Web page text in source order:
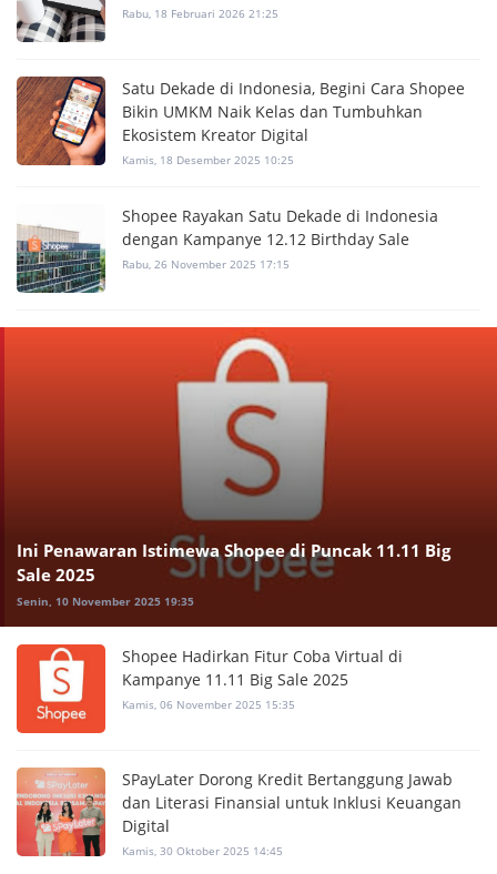
Rabu, 18 Februari 2026 21:25
Satu Dekade di Indonesia, Begini Cara Shopee
Bikin UMKM Naik Kelas dan Tumbuhkan
Ekosistem Kreator Digital
Kamis, 18 Desember 2025 10:25
Shopee Rayakan Satu Dekade di Indonesia
dengan Kampanye 12.12 Birthday Sale
Rabu, 26 November 2025 17:15
Ini Penawaran Istimewa Shopee di Puncak 11.11 Big
Sale 2025
Senin, 10 November 2025 19:35
Shopee Hadirkan Fitur Coba Virtual di
Kampanye 11.11 Big Sale 2025
Kamis, 06 November 2025 15:35
SPayLater Dorong Kredit Bertanggung Jawab
dan Literasi Finansial untuk Inklusi Keuangan
Digital
Kamis, 30 Oktober 2025 14:45